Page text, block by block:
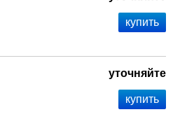
уточняйте